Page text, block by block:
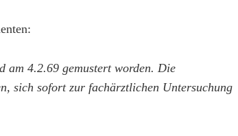
am 4.2.69 gemustert worden. Die
sich sofort zur fachärztlichen Untersuchung